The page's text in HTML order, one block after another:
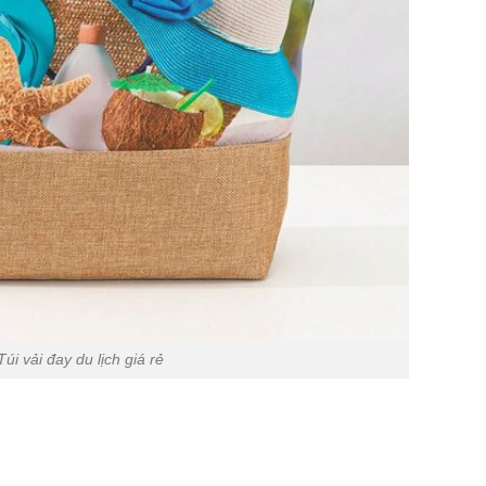
vải đay du lịch giá rẻ